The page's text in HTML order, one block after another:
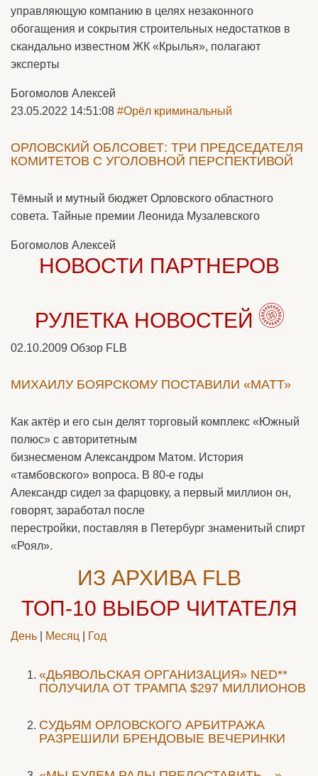
управляющую компанию в целях незаконного
обогащения и сокрытия строительных недостатков в
скандально известном ЖК «Крылья», полагают
эксперты
Богомолов Алексей
23.05.2022 14:51:08 #Орёл криминальный
ОРЛОВСКИЙ ОБЛСОВЕТ: ТРИ ПРЕДСЕДАТЕЛЯ
КОМИТЕТОВ С УГОЛОВНОЙ ПЕРСПЕКТИВОЙ
Тёмный и мутный бюджет Орловского областного
совета. Тайные премии Леонида Музалевского
Богомолов Алексей
НОВОСТИ ПАРТНЕРОВ
РУЛЕТКА НОВОСТЕЙ
02.10.2009 Обзор FLB
МИХАИЛУ БОЯРСКОМУ ПОСТАВИЛИ «МАТТ»
Как актёр и его сын делят торговый комплекс «Южный
полюс» с авторитетным
бизнесменом Александром Матом. История
«тамбовского» вопроса. В 80-е годы
Александр сидел за фарцовку, а первый миллион он,
говорят, заработал после
перестройки, поставляя в Петербург знаменитый спирт
«Роял».
ИЗ АРХИВА FLB
ТОП-10 ВЫБОР ЧИТАТЕЛЯ
День Месяц Год
«ДЬЯВОЛЬСКАЯ ОРГАНИЗАЦИЯ» NED**
ПОЛУЧИЛА ОТ ТРАМПА $297 МИЛЛИОНОВ
CУДЬЯМ ОРЛОВСКОГО АРБИТРАЖА
РАЗРЕШИЛИ БРЕНДОВЫЕ ВЕЧЕРИНКИ